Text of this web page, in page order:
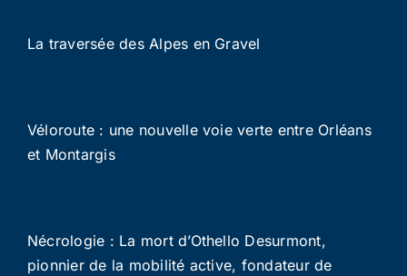
La traversée des Alpes en Gravel
Véloroute : une nouvelle voie verte entre Orléans
et Montargis
Nécrologie : La mort d’Othello Desurmont,
pionnier de la mobilité active, fondateur de